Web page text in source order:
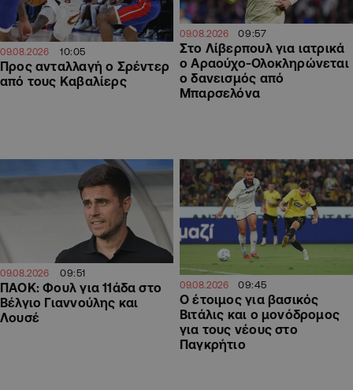
09.08.2026 10:05
Προς ανταλλαγή ο Σρέντερ
από τους Καβαλίερς
09.08.2026 09:57
Στο Λίβερπουλ για ιατρικά
ο Αραούχο-Ολοκληρώνεται
ο δανεισμός από
Μπαρσελόνα
09.08.2026 09:51
ΠΑΟΚ: Φουλ για 11άδα στο
Βέλγιο Γιαννούλης και
Λουσέ
09.08.2026 09:45
Ο έτοιμος για βασικός
Βιτάλις και ο μονόδρομος
για τους νέους στο
Παγκρήτιο